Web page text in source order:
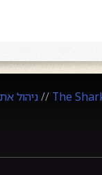
The
//ניהול